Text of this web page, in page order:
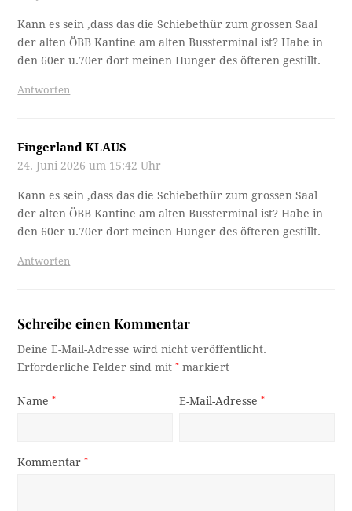
Kann es sein ,dass das die Schiebethür zum grossen Saal
der alten ÖBB Kantine am alten Bussterminal ist? Habe in
den 60er u.70er dort meinen Hunger des öfteren gestillt.
Antworten
Fingerland KLAUS
24. Juni 2026 um 15:42 Uhr
Kann es sein ,dass das die Schiebethür zum grossen Saal
der alten ÖBB Kantine am alten Bussterminal ist? Habe in
den 60er u.70er dort meinen Hunger des öfteren gestillt.
Antworten
Schreibe einen Kommentar
Deine E-Mail-Adresse wird nicht veröffentlicht.
Erforderliche Felder sind mit* markiert
Name* E-Mail-Adresse*
Kommentar*